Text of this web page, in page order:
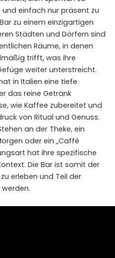
einfach nur präsent zu
zu einem einzigartigen
Städten und Dörfern sind
Räume, in denen
trifft, was ihre
weiter unterstreicht.
in Italien eine tiefe
das reine Getränk
wie Kaffee zubereitet und
von Ritual und Genuss.
an der Theke, ein
oder ein „Caffè
hat ihre spezifische
Die Bar ist somit der
erleben und Teil der